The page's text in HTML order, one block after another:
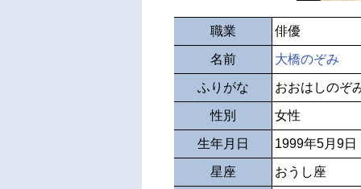
職業 俳優
名前 大橋のぞみ
ふりがな おおはしのぞ
性別 女性
生年月日 1999年5月9日
星座 おうし座